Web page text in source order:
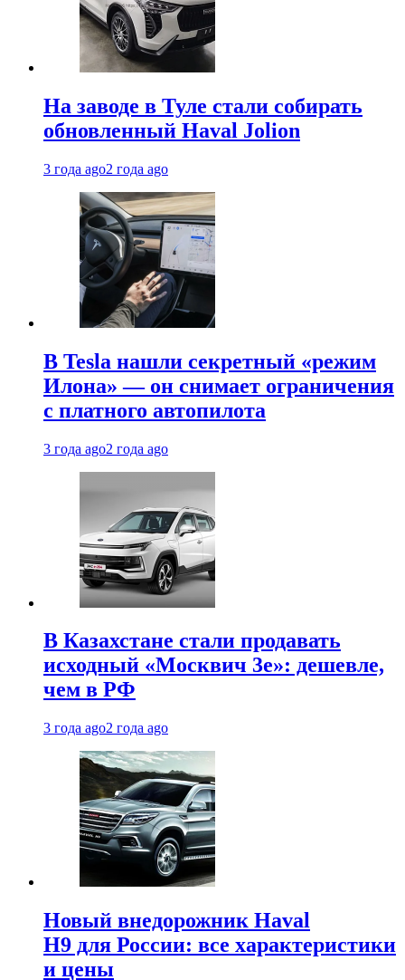
На заводе в Туле стали собирать
обновленный Haval Jolion
3 года ago2 года ago
В Tesla нашли секретный «режим
Илона» — он снимает ограничения
с платного автопилота
3 года ago2 года ago
В Казахстане стали продавать
исходный «Москвич 3e»: дешевле,
чем в РФ
3 года ago2 года ago
Новый внедорожник Haval
H9 для России: все характеристики
и цены